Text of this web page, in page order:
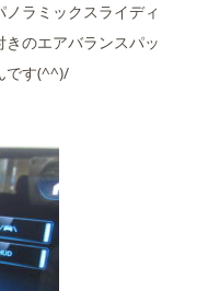
ラミックスライディ
のエアバランスパッ
です(^^)/